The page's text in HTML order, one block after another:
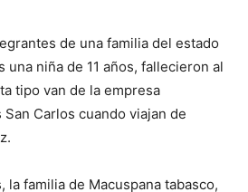
de una familia del estado
una niña de 11 años, fallecieron al
tipo van de la empresa
Carlos cuando viajan de
la familia de Macuspana tabasco,